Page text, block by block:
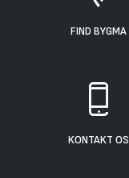
FIND BYGMA
KONTAKT OS